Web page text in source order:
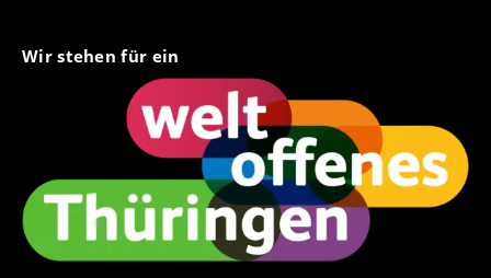
Wir stehen für ein